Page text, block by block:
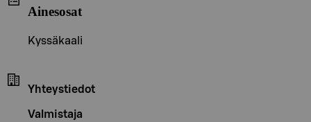
Ainesosat
Kyssäkaali
Yhteystiedot
Valmistaja